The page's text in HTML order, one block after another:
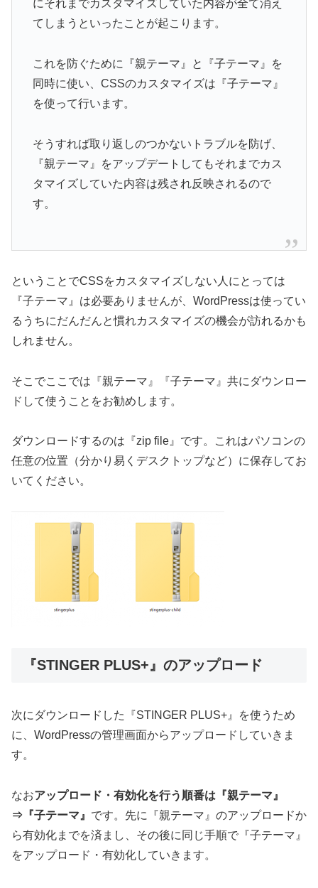
にそれまでカスタマイズしていた内容が全て消え
てしまうといったことが起こります。
これを防ぐために『親テーマ』と『子テーマ』を
同時に使い、CSSのカスタマイズは『子テーマ』
を使って行います。
そうすれば取り返しのつかないトラブルを防げ、
『親テーマ』をアップデートしてもそれまでカス
タマイズしていた内容は残され反映されるので
す。
ということでCSSをカスタマイズしない人にとっては
『子テーマ』は必要ありませんが、WordPressは使ってい
るうちにだんだんと慣れカスタマイズの機会が訪れるかも
しれません。
そこでここでは『親テーマ』『子テーマ』共にダウンロー
ドして使うことをお勧めします。
ダウンロードするのは『zip file』です。これはパソコンの
任意の位置（分かり易くデスクトップなど）に保存してお
いてください。
『STINGER PLUS+』のアップロード
次にダウンロードした『STINGER PLUS+』を使うため
に、WordPressの管理画面からアップロードしていきま
す。
なおアップロード・有効化を行う順番は『親テーマ』
⇒『子テーマ』 です。先に『親テーマ』のアップロードか
ら有効化までを済まし、その後に同じ手順で『子テーマ』
をアップロード・有効化していきます。